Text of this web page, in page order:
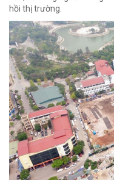
hồi thị trường.